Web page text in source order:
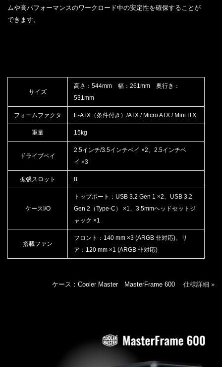
ムや高パフォーマンスのワークロード中の安定性を確保することが
できます。
サイズ
高さ：544mm 幅：261mm 奥行き：
531mm
フォームファクタ E-ATX（条件付き）/ATX / Micro ATX / Mini ITX
重量 15kg
ドライブベイ
2.5インチ/3.5インチベイ ×2、2.5インチベ
イ ×3
拡張スロット 8
ケースI/O
トップポート：USB 3.2 Gen 1 ×2、USB 3.2
Gen 2（Type-C） ×1、3.5mmヘッドセットジ
ャック ×1
搭載ファン
フロント：140 mm ×3 (ARGB 非対応)、リ
ア：120 mm ×1 (ARGB 非対応)
ケース：Cooler Master MasterFrame 600 仕様詳細 »